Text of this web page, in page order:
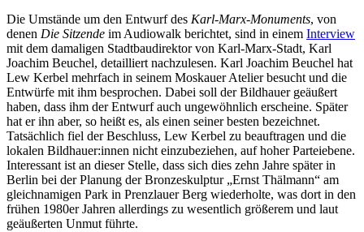
Die Umstände um den Entwurf des Karl-Marx-Monuments, von
denen Die Sitzende im Audiowalk berichtet, sind in einem Interview
mit dem damaligen Stadtbaudirektor von Karl-Marx-Stadt, Karl
Joachim Beuchel, detailliert nachzulesen. Karl Joachim Beuchel hat
Lew Kerbel mehrfach in seinem Moskauer Atelier besucht und die
Entwürfe mit ihm besprochen. Dabei soll der Bildhauer geäußert
haben, dass ihm der Entwurf auch ungewöhnlich erscheine. Später
hat er ihn aber, so heißt es, als einen seiner besten bezeichnet.
Tatsächlich fiel der Beschluss, Lew Kerbel zu beauftragen und die
lokalen Bildhauer:innen nicht einzubeziehen, auf hoher Parteiebene.
Interessant ist an dieser Stelle, dass sich dies zehn Jahre später in
Berlin bei der Planung der Bronzeskulptur „Ernst Thälmann“ am
gleichnamigen Park in Prenzlauer Berg wiederholte, was dort in den
frühen 1980er Jahren allerdings zu wesentlich größerem und laut
geäußerten Unmut führte.